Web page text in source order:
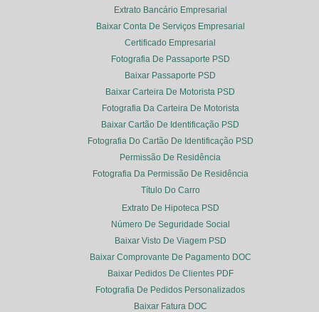
Extrato Bancário Empresarial
Baixar Conta De Serviços Empresarial
Certificado Empresarial
Fotografia De Passaporte PSD
Baixar Passaporte PSD
Baixar Carteira De Motorista PSD
Fotografia Da Carteira De Motorista
Baixar Cartão De Identificação PSD
Fotografia Do Cartão De Identificação PSD
Permissão De Residência
Fotografia Da Permissão De Residência
Título Do Carro
Extrato De Hipoteca PSD
Número De Seguridade Social
Baixar Visto De Viagem PSD
Baixar Comprovante De Pagamento DOC
Baixar Pedidos De Clientes PDF
Fotografia De Pedidos Personalizados
Baixar Fatura DOC